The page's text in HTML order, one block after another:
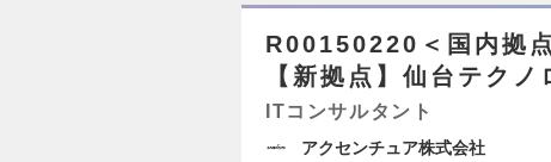
R00150220＜国内拠
【新拠点】仙台テク
ITコンサルタント
アクセンチュア株式会社